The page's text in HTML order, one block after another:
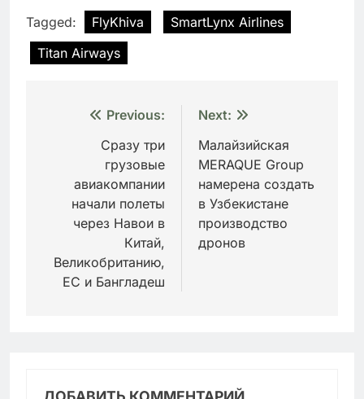
Tagged: FlyKhiva
SmartLynx Airlines
Titan Airways
Навигация
записям
Previous:
Сразу три
грузовые
авиакомпании
начали полеты
через Навои в
Китай,
Великобританию,
ЕС и Бангладеш
Next:
Малайзийская
MERAQUE Group
намерена создать
в Узбекистане
производство
дронов